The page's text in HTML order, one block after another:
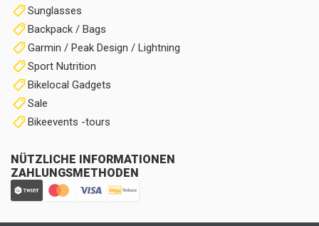
Sunglasses
Backpack / Bags
Garmin / Peak Design / Lightning
Sport Nutrition
Bikelocal Gadgets
Sale
Bikeevents -tours
NÜTZLICHE INFORMATIONEN
ZAHLUNGSMETHODEN